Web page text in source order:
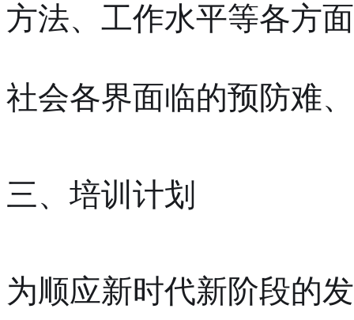
方法、工作水平等各方
社会各界面临的预防难
三、培训计划
为顺应新时代新阶段的